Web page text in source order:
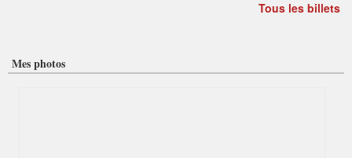
Tous les billets
Mes photos